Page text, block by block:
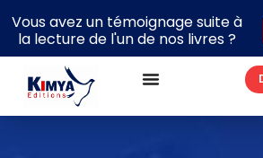
Vous avez un témoignage suite à
la lecture de l'un de nos livres ?